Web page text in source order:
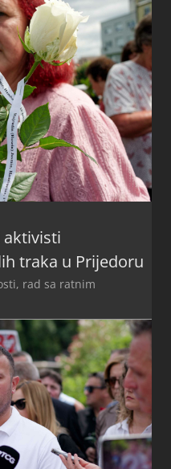
aktivisti
traka u Prijedoru
, rad sa ratnim